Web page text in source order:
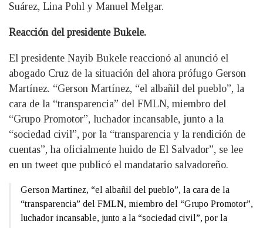
Suárez, Lina Pohl y Manuel Melgar.
Reacción del presidente Bukele.
El presidente Nayib Bukele reaccionó al anunció el
abogado Cruz de la situación del ahora prófugo Gerson
Martínez. “Gerson Martínez, “el albañil del pueblo”, la
cara de la “transparencia” del FMLN, miembro del
“Grupo Promotor”, luchador incansable, junto a la
“sociedad civil”, por la “transparencia y la rendición de
cuentas”, ha oficialmente huido de El Salvador”, se lee
en un tweet que publicó el mandatario salvadoreño.
Gerson Martínez, “el albañil del pueblo”, la cara de la
“transparencia” del FMLN, miembro del “Grupo Promotor”,
luchador incansable, junto a la “sociedad civil”, por la